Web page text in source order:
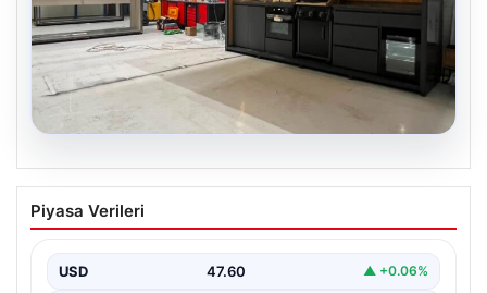
Outdoor Mutfaklar ve Prestijli Yaşam
Mekanları
yaşamaktadır. Özellikle müstakil villalarda yaşayan
bireyler, bahçe…
Piyasa Verileri
USD 47.60 ▲ +0.06%